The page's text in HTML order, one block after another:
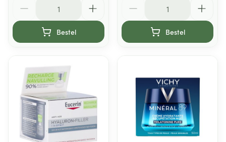
Bestel Bestel